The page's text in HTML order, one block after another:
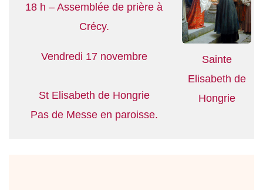
18 h – Assemblée de prière à
Crécy.
Vendredi 17 novembre
St Elisabeth de Hongrie
Pas de Messe en paroisse.
Sainte
Elisabeth de
Hongrie